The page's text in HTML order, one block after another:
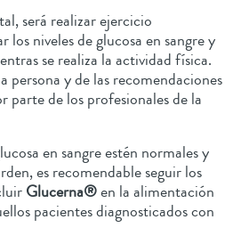
será realizar ejercicio
los niveles de glucosa en sangre y
se realiza la actividad física.
persona y de las recomendaciones
parte de los profesionales de la
en sangre estén normales y
es recomendable seguir los
Glucerna®en la alimentación
pacientes diagnosticados con